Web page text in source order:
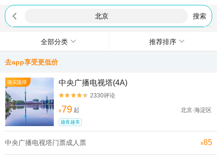
 搜索
全部分类 推荐排序
去app享受更低价
随买随用 中央广播电视塔(4A)

 2330评论
¥79 起 北京·海淀区
越夜越美
中央广播电视塔门票成人票 ¥85